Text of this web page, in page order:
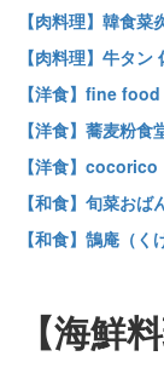
【肉料理】韓食菜
【肉料理】牛タン
【洋食】fine
【洋食】蕎麦粉
【洋食】cocorico
【和食】旬菜おば
【和食】鵠庵（く
【海鮮